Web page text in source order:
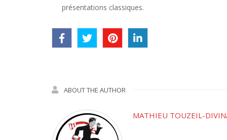
présentations classiques.
ABOUT THE AUTHOR
MATHIEU TOUZEIL-